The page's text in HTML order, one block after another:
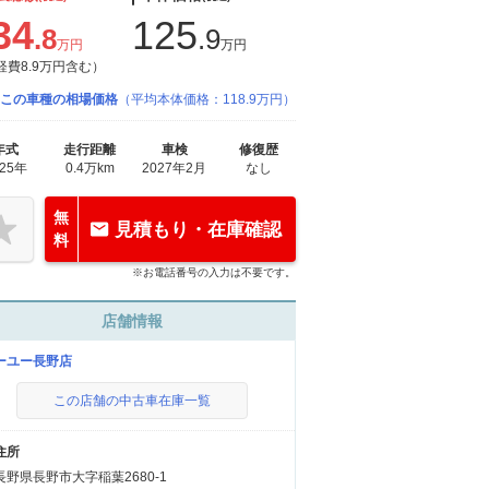
.8万円
費8.9万円含む）
125.9万円
この車種の相場価格 （平均本体価格：118.9万円）
式
年
走行距離
0.4万km
車検
2027年2月
修復歴
なし
無
料
見積もり・在庫確認
※お電話番号の入力は不要です。
店舗情報
ユー長野店
この店舗の中古車在庫一覧
所
野県長野市大字稲葉2680-1